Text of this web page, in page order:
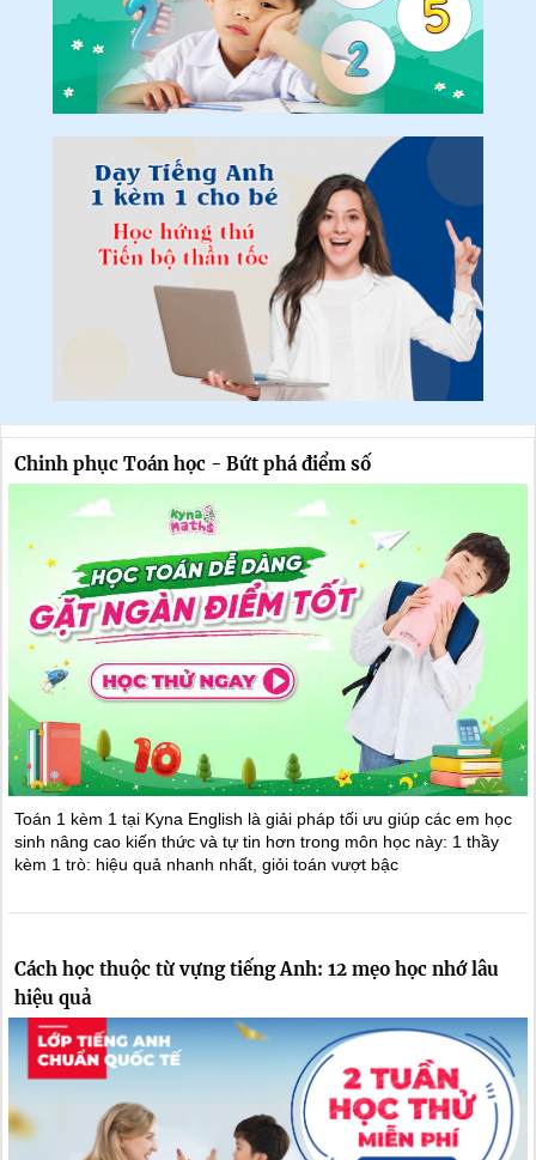
Chinh phục Toán học - Bứt phá điểm số
Toán 1 kèm 1 tại Kyna English là giải pháp tối ưu giúp các em học
sinh nâng cao kiến thức và tự tin hơn trong môn học này: 1 thầy
kèm 1 trò: hiệu quả nhanh nhất, giỏi toán vượt bậc
Cách học thuộc từ vựng tiếng Anh: 12 mẹo học nhớ lâu
hiệu quả